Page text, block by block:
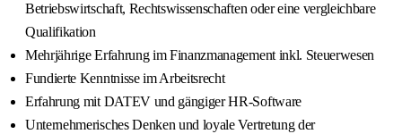
Betriebswirtschaft, Rechtswissenschaften oder eine vergleichbare
Qualifikation
Mehrjährige Erfahrung im Finanzmanagement inkl. Steuerwesen
Fundierte Kenntnisse im Arbeitsrecht
Erfahrung mit DATEV und gängiger HR-Software
Unternehmerisches Denken und loyale Vertretung der